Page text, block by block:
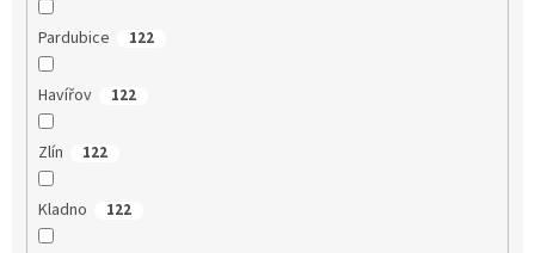
Pardubice 122
Havířov 122
Zlín 122
Kladno 122